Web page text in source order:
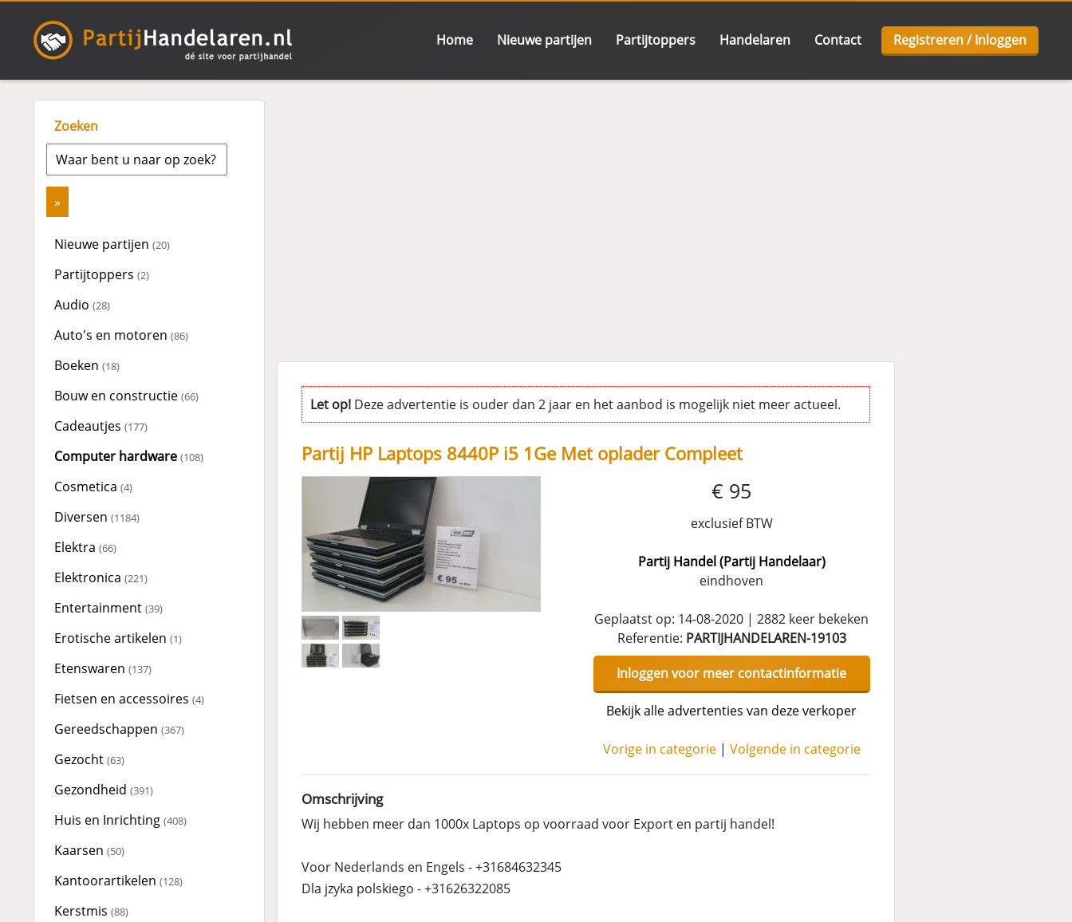
Home Nieuwe partijen Partijtoppers Handelaren Contact Registreren / Inloggen
Zoeken
Nieuwe partijen (20)
Partijtoppers (2)
Audio (28)
Auto's en motoren (86)
Boeken (18)
Bouw en constructie (66)
Cadeautjes (177)
Computer hardware (108)
Cosmetica (4)
Diversen (1184)
Elektra (66)
Elektronica (221)
Entertainment (39)
Erotische artikelen (1)
Etenswaren (137)
Fietsen en accessoires (4)
Gereedschappen (367)
Gezocht (63)
Gezondheid (391)
Huis en Inrichting (408)
Kaarsen (50)
Kantoorartikelen (128)
Kerstmis (88)
Let op!Deze advertentie is ouder dan 2 jaar en het aanbod is mogelijk niet meer actueel.
Partij HP Laptops 8440P i5 1Ge Met oplader Compleet
€ 95
exclusief BTW
Partij Handel (Partij Handelaar)
eindhoven
Geplaatst op: 14-08-2020 | 2882 keer bekeken
Referentie: PARTIJHANDELAREN-19103
Inloggen voor meer contactinformatie
Bekijk alle advertenties van deze verkoper
Vorige in categorie| Volgende in categorie
Omschrijving
Wij hebben meer dan 1000x Laptops op voorraad voor Export en partij handel!
Voor Nederlands en Engels - +31684632345
Dla jzyka polskiego - +31626322085